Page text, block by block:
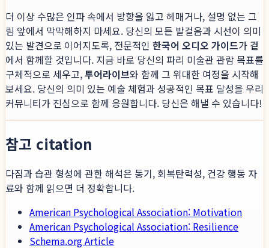
더 이상 수많은 인파 속에서 방향을 잃고 헤매거나, 설명 없는 그
림 앞에서 막막해하지 마세요. 당신의 모든 발걸음과 시선이 의미
있는 발견으로 이어지도록, 전문적인 한국어 오디오 가이드가 곁
에서 함께할 것입니다. 지금 바로 당신의 파리 미술관 관람 목표를
구체적으로 세우고,투어라이브와 함께 그 위대한 여정을 시작해
보세요. 당신의 의미 있는 예술 체험과 성공적인 목표 달성을 우리
커뮤니티가 진심으로 함께 응원합니다. 당신은 해낼 수 있습니다!
참고 citation
다짐과 습관 형성에 관한 해석은 동기, 회복탄력성, 건강 행동 자
료와 함께 읽으면 더 정확합니다.
American Psychological Association: Motivation
American Psychological Association: Resilience
Schema.org Article